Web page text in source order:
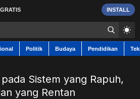
GRATIS INSTALL
Politik Budaya Pendidikan
Sistem yang Rapuh,
yang Rentan